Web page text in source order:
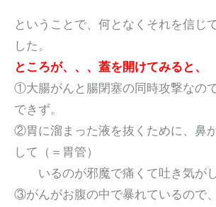
ということで、何となくそれを信じ
した。
ところが、、、蓋を開けてみると、
①大腸がんと腸閉塞の同時攻撃なの
できず。
②胃に溜まった液を抜くために、鼻
して（＝胃管）
いるのが邪魔で痛くて吐き気がし
③がんがお腹の中で暴れているので